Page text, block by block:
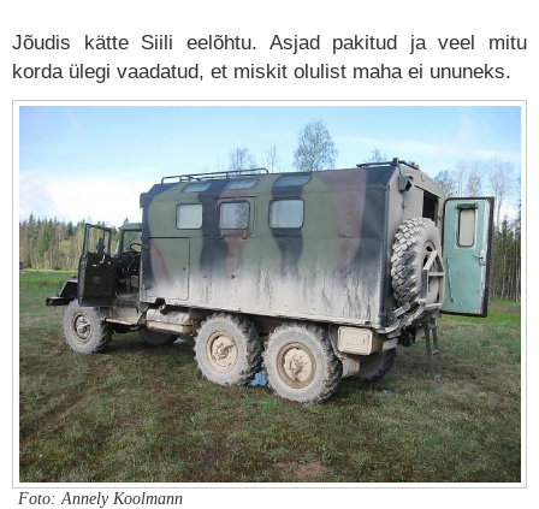
Jõudis kätte Siili eelõhtu. Asjad pakitud ja veel mitu
korda ülegi vaadatud, et miskit olulist maha ei ununeks.
Foto: Annely Koolmann